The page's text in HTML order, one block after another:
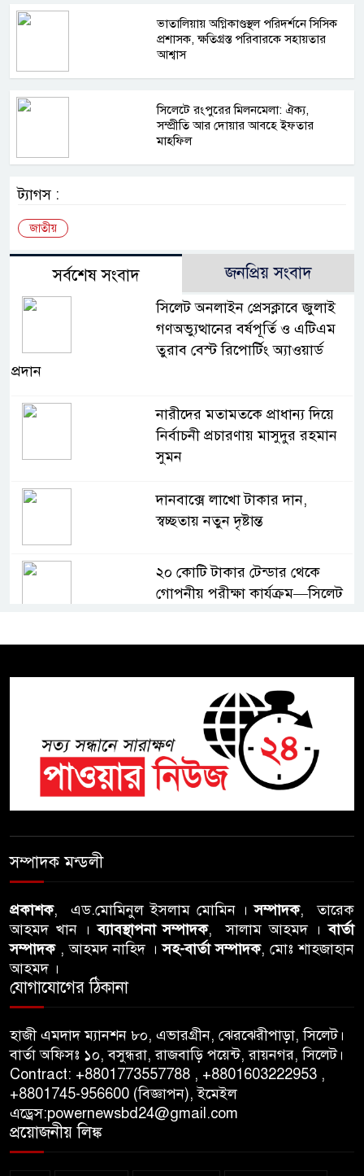
ভাতালিয়ায় অগ্নিকাণ্ডস্থল পরিদর্শনে সিসিক
প্রশাসক, ক্ষতিগ্রস্ত পরিবারকে সহায়তার
আশ্বাস
সিলেটে রংপুরের মিলনমেলা: ঐক্য,
সম্প্রীতি আর দোয়ার আবহে ইফতার
মাহফিল
ট্যাগস :
জাতীয়
সর্বশেষ সংবাদ জনপ্রিয় সংবাদ
সিলেট অনলাইন প্রেসক্লাবে জুলাই
গণঅভ্যুত্থানের বর্ষপূর্তি ও এটিএম
তুরাব বেস্ট রিপোর্টিং অ্যাওয়ার্ড
প্রদান
নারীদের মতামতকে প্রাধান্য দিয়ে
নির্বাচনী প্রচারণায় মাসুদুর রহমান
সুমন
দানবাক্সে লাখো টাকার দান,
স্বচ্ছতায় নতুন দৃষ্টান্ত
২০ কোটি টাকার টেন্ডার থেকে
গোপনীয় পরীক্ষা কার্যক্রম—সিলেট
সিলেটে চিকিৎসকের কিশোর ছেলের
ঝুলন্ত মরদেহ উদ্ধার
শতাব্দী রায়ের বাড়িতে বিদ্রোহীদের
বৈঠক, পশ্চিমবঙ্গে তৃনমূলে ভাঙনের
ইঙ্গিত !
বিএনপি নেতার ওপর হামলার
আবু তালহা চৌধুরী দ্বিতীয় বারের
মত টাওয়ার হ‍্যামলেটস কাউন্সিলের
গণবিজ্ঞপ্তি নিয়ে সিলেট অনলাইন
প্রেসক্লাবে বিশ্ব মুক্ত গণমাধ্যম দিবসে
সমালোচনা
সিলেটে ব্যাডমিন্টন তারকাদের
সম্পাদক মন্ডলী
প্রকাশক, এড.মোমিনুল ইসলাম মোমিন ।সম্পাদক, তারেক
আহমদ খান ।ব্যাবস্থাপনা সম্পাদক, সালাম আহমদ ।বার্তা
সম্পাদক, আহমদ নাহিদ ।সহ-বার্তা সম্পাদক, মোঃ শাহজাহান
আহমদ ।
যোগাযোগের ঠিকানা
হাজী এমদাদ ম্যানশন ৮০, এভারগ্রীন, ঝেরঝেরীপাড়া, সিলেট।
বার্তা অফিসঃ ১০, বসুন্ধরা, রাজবাড়ি পয়েন্ট, রায়নগর, সিলেট।
Contract: +8801773557788 , +8801603222953 ,
+8801745-956600 (বিজ্ঞাপন), ইমেইল
এড্রেস:powernewsbd24@gmail.com
প্রয়োজনীয় লিঙ্ক